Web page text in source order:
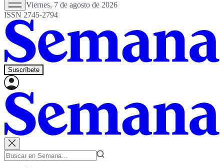
Viernes, 7 de agosto de 2026
ISSN 2745-2794
Suscríbete